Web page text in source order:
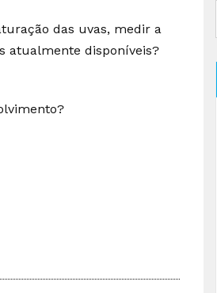
das uvas, medir a
atualmente disponíveis?